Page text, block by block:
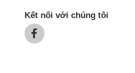
Kết nối với chúng tôi